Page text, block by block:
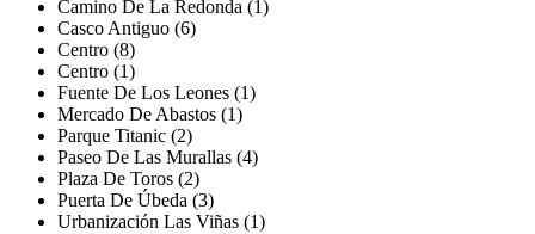
Camino De La Redonda (1)
Casco Antiguo (6)
Centro (8)
Centro (1)
Fuente De Los Leones (1)
Mercado De Abastos (1)
Parque Titanic (2)
Paseo De Las Murallas (4)
Plaza De Toros (2)
Puerta De Úbeda (3)
Urbanización Las Viñas (1)